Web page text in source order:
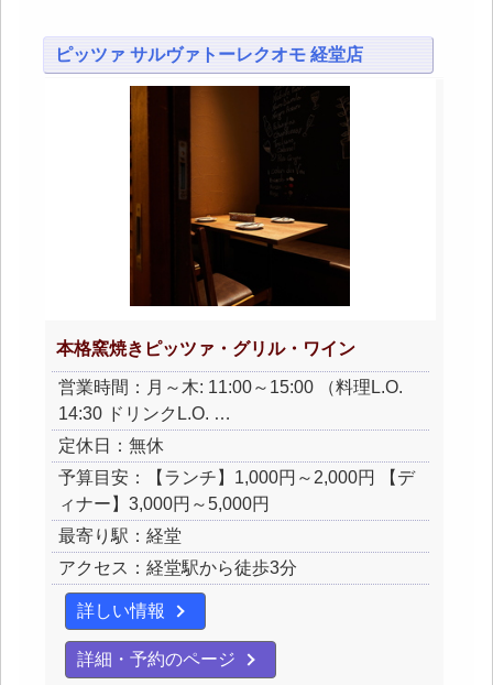
ピッツァ サルヴァトーレクオモ 経堂店
本格窯焼きピッツァ・グリル・ワイン
営業時間：月～木: 11:00～15:00 （料理L.O.
14:30 ドリンクL.O. …
定休日：無休
予算目安：【ランチ】1,000円～2,000円 【デ
ィナー】3,000円～5,000円
最寄り駅：経堂
アクセス：経堂駅から徒歩3分
詳しい情報
詳細・予約のページ